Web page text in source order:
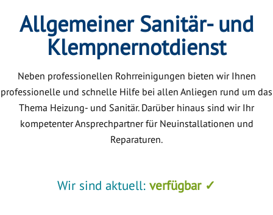
Allgemeiner Sanitär- und
Klempnernotdienst
Neben professionellen Rohrreinigungen bieten wir Ihnen
professionelle und schnelle Hilfe bei allen Anliegen rund um das
Thema Heizung- und Sanitär. Darüber hinaus sind wir Ihr
kompetenter Ansprechpartner für Neuinstallationen und
Reparaturen.
Wir sind aktuell: verfügbar ✓